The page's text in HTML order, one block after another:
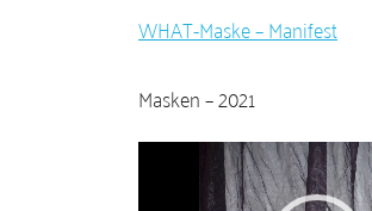
WHAT-Maske – Manifest
Masken – 2021
V